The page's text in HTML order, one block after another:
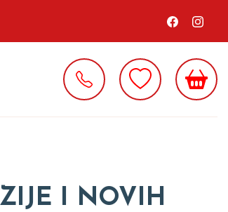
I NOVIH